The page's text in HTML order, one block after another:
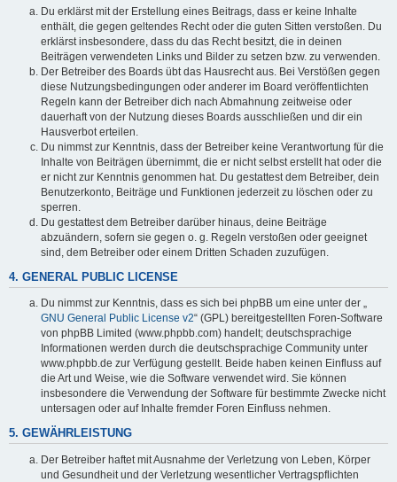
Du erklärst mit der Erstellung eines Beitrags, dass er keine Inhalte
enthält, die gegen geltendes Recht oder die guten Sitten verstoßen. Du
erklärst insbesondere, dass du das Recht besitzt, die in deinen
Beiträgen verwendeten Links und Bilder zu setzen bzw. zu verwenden.
Der Betreiber des Boards übt das Hausrecht aus. Bei Verstößen gegen
diese Nutzungsbedingungen oder anderer im Board veröffentlichten
Regeln kann der Betreiber dich nach Abmahnung zeitweise oder
dauerhaft von der Nutzung dieses Boards ausschließen und dir ein
Hausverbot erteilen.
Du nimmst zur Kenntnis, dass der Betreiber keine Verantwortung für die
Inhalte von Beiträgen übernimmt, die er nicht selbst erstellt hat oder die
er nicht zur Kenntnis genommen hat. Du gestattest dem Betreiber, dein
Benutzerkonto, Beiträge und Funktionen jederzeit zu löschen oder zu
sperren.
Du gestattest dem Betreiber darüber hinaus, deine Beiträge
abzuändern, sofern sie gegen o. g. Regeln verstoßen oder geeignet
sind, dem Betreiber oder einem Dritten Schaden zuzufügen.
4. GENERAL PUBLIC LICENSE
Du nimmst zur Kenntnis, dass es sich bei phpBB um eine unter der „
GNU General Public License v2“ (GPL) bereitgestellten Foren-Software
von phpBB Limited (www.phpbb.com) handelt; deutschsprachige
Informationen werden durch die deutschsprachige Community unter
www.phpbb.de zur Verfügung gestellt. Beide haben keinen Einfluss auf
die Art und Weise, wie die Software verwendet wird. Sie können
insbesondere die Verwendung der Software für bestimmte Zwecke nicht
untersagen oder auf Inhalte fremder Foren Einfluss nehmen.
5. GEWÄHRLEISTUNG
Der Betreiber haftet mit Ausnahme der Verletzung von Leben, Körper
und Gesundheit und der Verletzung wesentlicher Vertragspflichten